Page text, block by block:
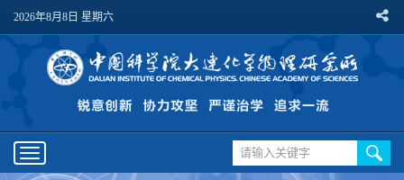
2026年8月8日 星期六
Toggle
navigation